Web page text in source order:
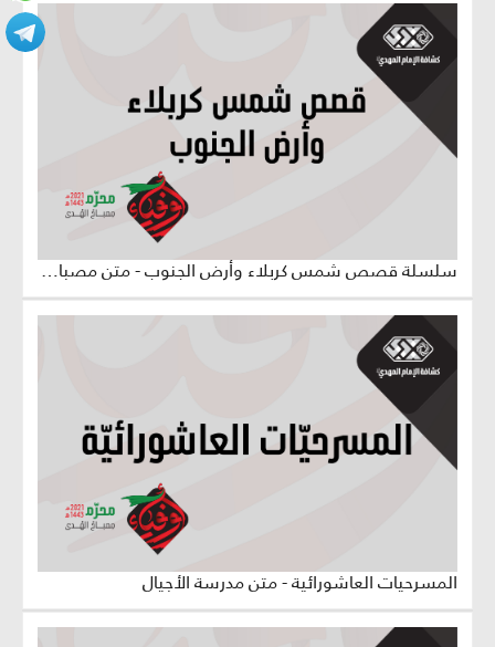
سلسلة قصص شمس كربلاء وأرض الجنوب - متن مصباح الهدى
المسرحيات العاشورائية - متن مدرسة الأجيال